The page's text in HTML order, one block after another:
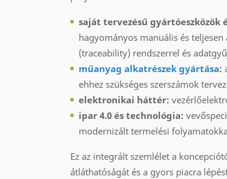
saját tervezésű gyártóeszközök
hagyományos manuális és
(traceability) rendszerrel és
műanyag alkatrészek gyártása:
ehhez szükséges szerszámok
elektronikai háttér:
ipar 4.0 és technológia:
modernizált termelési
Ez az integrált szemlélet a
átláthatóságát és a gyors piacra